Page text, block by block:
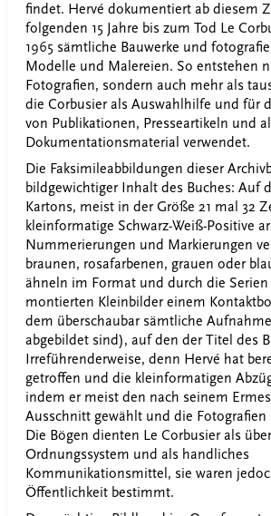
findet. Hervé dokumentiert ab diesem
folgenden 15 Jahre bis zum Tod Le
1965 sämtliche Bauwerke und
Modelle und Malereien. So entstehen
Fotografien, sondern auch mehr als
die Corbusier als Auswahlhilfe und für
von Publikationen, Presseartikeln und
Dokumentationsmaterial verwendet.
Die Faksimileabbildungen dieser
bildgewichtiger Inhalt des Buches: Auf
Kartons, meist in der Größe 21 mal 32
kleinformatige Schwarz-Weiß-Positive
Nummerierungen und Markierungen
braunen, rosafarbenen, grauen oder
ähneln im Format und durch die
montierten Kleinbilder einem
dem überschaubar sämtliche
abgebildet sind), auf den der Titel des
Irreführenderweise, denn Hervé hat
getroffen und die kleinformatigen
indem er meist den nach seinem
Ausschnitt gewählt und die Fotografien
Die Bögen dienten Le Corbusier als
Ordnungssystem und als handliches
Kommunikationsmittel, sie waren
Öffentlichkeit bestimmt.